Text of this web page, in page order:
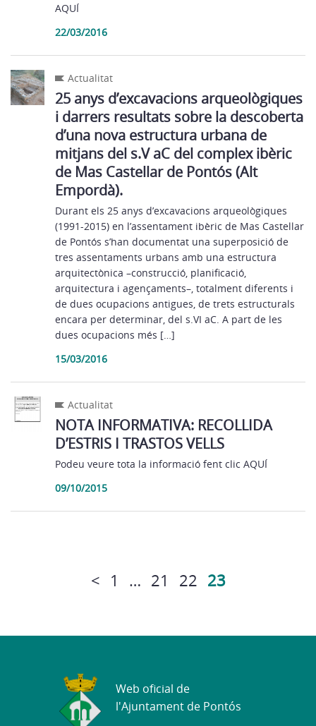
AQUÍ
22/03/2016
Actualitat
25 anys d’excavacions arqueològiques
i darrers resultats sobre la descoberta
d’una nova estructura urbana de
mitjans del s.V aC del complex ibèric
de Mas Castellar de Pontós (Alt
Empordà).
Durant els 25 anys d’excavacions arqueològiques
(1991-2015) en l’assentament ibèric de Mas Castellar
de Pontós s’han documentat una superposició de
tres assentaments urbans amb una estructura
arquitectònica –construcció, planificació,
arquitectura i agençaments–, totalment diferents i
de dues ocupacions antigues, de trets estructurals
encara per determinar, del s.VI aC. A part de les
dues ocupacions més […]
15/03/2016
Actualitat
NOTA INFORMATIVA: RECOLLIDA
D’ESTRIS I TRASTOS VELLS
Podeu veure tota la informació fent clic AQUÍ
09/10/2015
< 1 … 21 22 23
Web oficial de
l'Ajuntament de Pontós